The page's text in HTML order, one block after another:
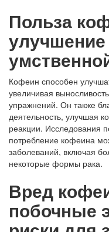
Польза
Кофеин способен
увеличивая
упражнений. Он также
деятельность, улучшая
реакции. Исследования
потребление кофеина
заболеваний, включая
некоторые формы рака.
Вред
побочные